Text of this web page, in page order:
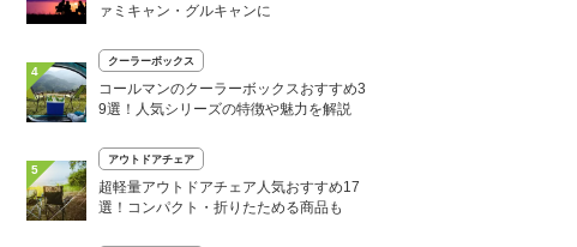
ァミキャン・グルキャンに
4
クーラーボックス
コールマンのクーラーボックスおすすめ3
9選！人気シリーズの特徴や魅力を解説
5
アウトドアチェア
超軽量アウトドアチェア人気おすすめ17
選！コンパクト・折りたためる商品も